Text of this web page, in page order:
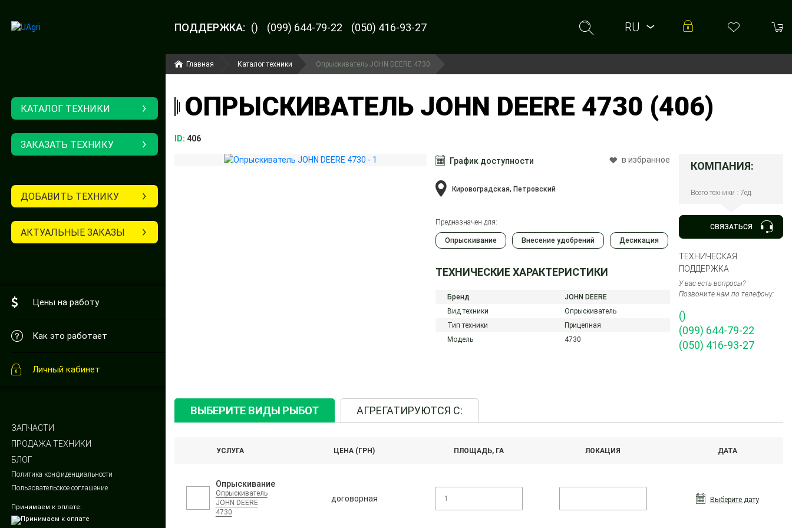
ПОДДЕРЖКА: () (099) 644-79-22 (050) 416-93-27
RU
КАТАЛОГ ТЕХНИКИ
ЗАКАЗАТЬ ТЕХНИКУ
ДОБАВИТЬ ТЕХНИКУ
АКТУАЛЬНЫЕ ЗАКАЗЫ
Цены на работу
Как это работает
Личный кабинет
ЗАПЧАСТИ
ПРОДАЖА ТЕХНИКИ
БЛОГ
Политика конфиденциальности
Пользовательское соглашение
Принимаем к оплате:
Главная Каталог техники Опрыскиватель JOHN DEERE 4730
ОПРЫСКИВАТЕЛЬ JOHN DEERE 4730 (406)
ID: 406
График доступности в избранное
Кировоградская, Петровский
Предназначен для:
Опрыскивание Внесение удобрений Десикация
ТЕХНИЧЕСКИЕ ХАРАКТЕРИСТИКИ
Бренд
JOHN DEERE
Вид техники
Опрыскиватель
Тип техники
Прицепная
Модель
4730
КОМПАНИЯ:
Всего техники : 7ед.
СВЯЗАТЬСЯ
ТЕХНИЧЕСКАЯ
ПОДДЕРЖКА
У вас есть вопросы?
Позвоните нам по телефону:
()
(099) 644-79-22
(050) 416-93-27
ВЫБЕРИТЕ ВИДЫ РЫБОТ АГРЕГАТИРУЮТСЯ С:
УСЛУГА ЦЕНА (ГРН) ПЛОЩАДЬ, ГА ЛОКАЦИЯ ДАТА
Опрыскивание
Опрыскиватель
JOHN DEERE
4730
договорная Выберите дату